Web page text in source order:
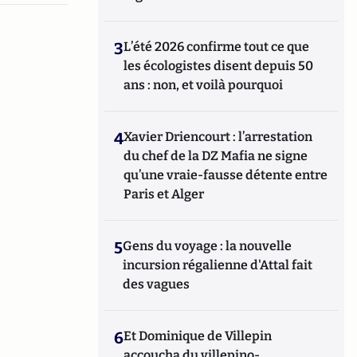
3L’été 2026 confirme tout ce que
les écologistes disent depuis 50
ans : non, et voilà pourquoi
4Xavier Driencourt : l’arrestation
du chef de la DZ Mafia ne signe
qu’une vraie-fausse détente entre
Paris et Alger
5Gens du voyage : la nouvelle
incursion régalienne d'Attal fait
des vagues
6Et Dominique de Villepin